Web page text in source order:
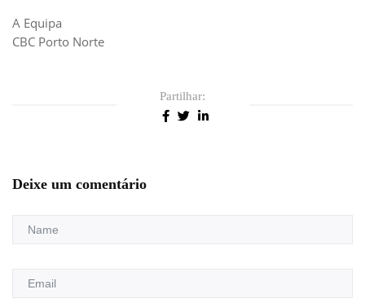
A Equipa
CBC Porto Norte
Partilhar:
Deixe um comentário